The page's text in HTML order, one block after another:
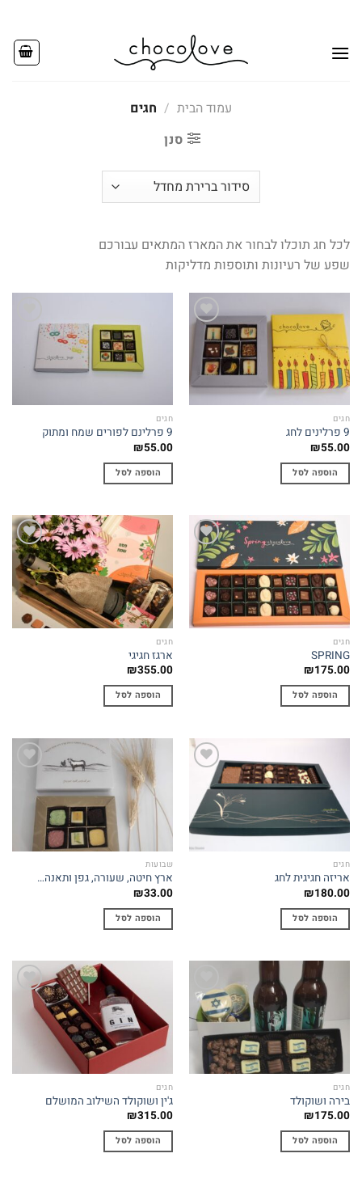
content
עמוד הבית / חגים
סנן
לכל חג תוכלו לבחור את המארז המתאים עבורכם
שפע של רעיונות ותוספות מדליקות
Add to
wishlist
חגים
9 פרלינים לחג
₪55.00
הוספה לסל
Add to
wishlist
חגים
9 פרלינם לפורים שמח ומתוק
₪55.00
הוספה לסל
Add to
wishlist
חגים
SPRING
₪175.00
הוספה לסל
Add to
wishlist
חגים
ארגז חגיגי
₪355.00
הוספה לסל
Add to
wishlist
חגים
אריזה חגיגית לחג
₪180.00
הוספה לסל
wishlist
שבועות
ארץ חיטה, שעורה, גפן ותאנה…
₪33.00
הוספה לסל
Add to
wishlist
חגים
בירה ושוקולד
₪175.00
הוספה לסל
Add to
wishlist
חגים
ג'ין ושוקולד השילוב המושלם
₪315.00
הוספה לסל